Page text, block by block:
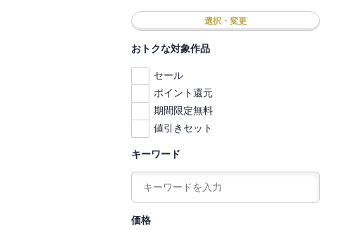
選択・変更
おトクな対象作品
セール
ポイント還元
期間限定無料
値引きセット
キーワード
価格